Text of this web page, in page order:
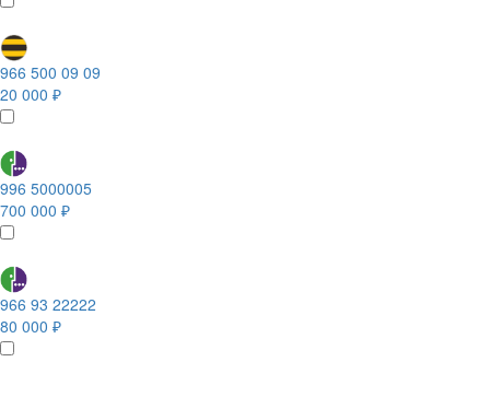
966 500 09 09
20 000 ₽
996 5000005
700 000 ₽
966 93 22222
80 000 ₽